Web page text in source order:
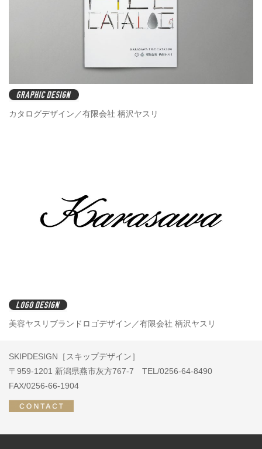
カタログデザイン／有限会社 柄沢ヤスリ
美容ヤスリブランドロゴデザイン／有限会社 柄沢ヤスリ
SKIPDESIGN［スキップデザイン］
〒959-1201 新潟県燕市灰方767-7 TEL/0256-64-8490
FAX/0256-66-1904